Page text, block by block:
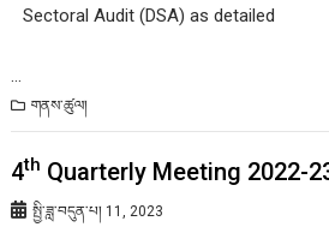
Sectoral Audit (DSA) as detailed
…
གནས་ཚུལ།
4th Quarterly Meeting 2022-
སྤྱི་ཟླ་བདུན་པ། 11, 2023